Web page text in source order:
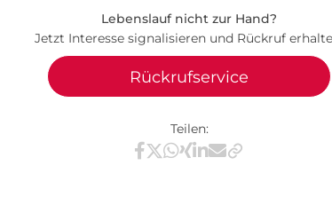
Lebenslauf nicht zur Hand?
Jetzt Interesse signalisieren und Rückruf
Rückrufservice
Teilen:
Teilen via Facebook
Teilen via X / Twitter
Teilen via WhatsApp
Teilen via Xing
Teilen via LinkedIn
Teilen via E-Mail